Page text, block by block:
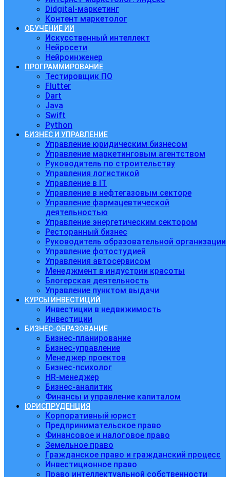
Didgital-маркетинг
Контент маркетолог
ОБУЧЕНИЕ ИИ
Искусственный интеллект
Нейросети
Нейроинженер
ПРОГРАММИРОВАНИЕ
Тестировщик ПО
Flutter
Dart
Java
Swift
Python
БИЗНЕС И УПРАВЛЕНИЕ
Управление юридическим бизнесом
Управление маркетинговым агентством
Руководитель по строительству
Управления логистикой
Управление в IT
Управление в нефтегазовым секторе
Управление фармацевтической
деятельностью
Управление энергетическим сектором
Ресторанный бизнес
Руководитель образовательной организации
Управление фотостудией
Управления автосервисом
Менеджмент в индустрии красоты
Блогерская деятельность
Управление пунктом выдачи
КУРСЫ ИНВЕСТИЦИЙ
Инвестиции в недвижимость
Инвестиции
БИЗНЕС-ОБРАЗОВАНИЕ
Бизнес-планирование
Бизнес-управление
Менеджер проектов
Бизнес-психолог
HR-менеджер
Бизнес-аналитик
Финансы и управление капиталом
ЮРИСПРУДЕНЦИЯ
Корпоративный юрист
Предпринимательское право
Финансовое и налоговое право
Земельное право
Гражданское право и гражданский процесс
Инвестиционное право
Право интеллектуальной собственности